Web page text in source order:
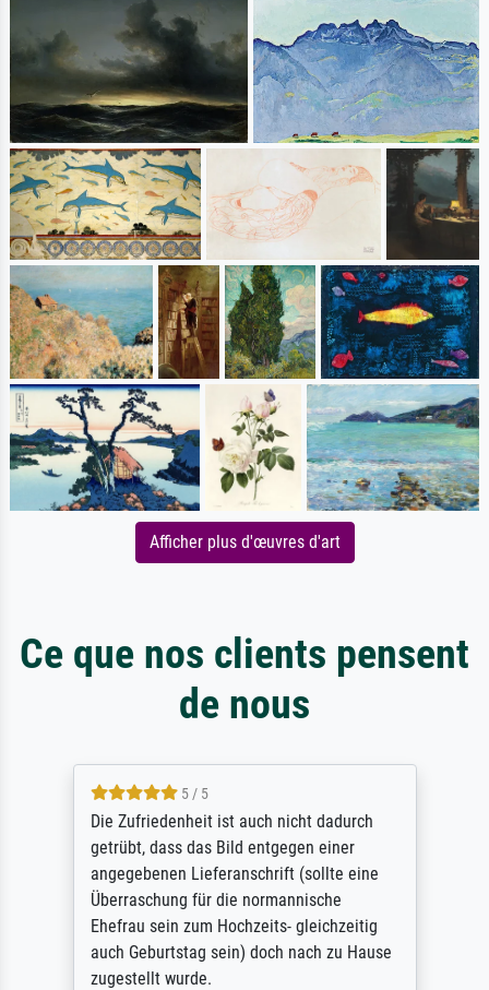
Afficher plus d'œuvres d'art
Ce que nos clients pensent
de nous
5 / 5
Die Zufriedenheit ist auch nicht dadurch
getrübt, dass das Bild entgegen einer
angegebenen Lieferanschrift (sollte eine
Überraschung für die normannische
Ehefrau sein zum Hochzeits- gleichzeitig
auch Geburtstag sein) doch nach zu Hause
zugestellt wurde.